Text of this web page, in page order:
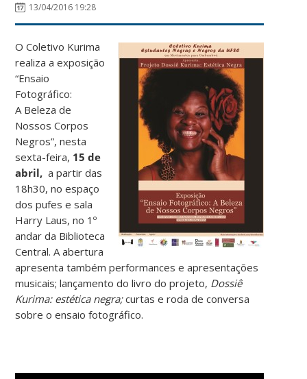
13/04/2016 19:28
O Coletivo Kurima
realiza a exposição
“Ensaio
Fotográfico:
A Beleza de
Nossos Corpos
Negros”, nesta
sexta-feira, 15 de
abril, a partir das
18h30, no espaço
dos pufes e sala
Harry Laus, no 1º
andar da Biblioteca
Central. A abertura
apresenta também performances e apresentações
musicais; lançamento do livro do projeto, Dossiê
Kurima: estética negra;curtas e roda de conversa
sobre o ensaio fotográfico.